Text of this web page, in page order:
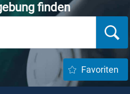
finden
Favoriten